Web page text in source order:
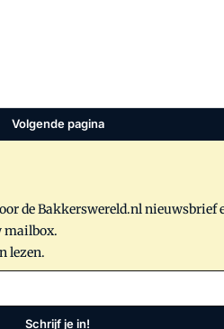
Volgende pagina
de Bakkerswereld.nl nieuwsbrief
mailbox.
lezen.
Schrijf je in!